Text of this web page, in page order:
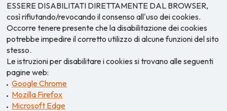
ESSERE DISABILITATI DIRETTAMENTE DAL BROWSER,
così rifiutando/revocando il consenso all'uso dei cookies.
Occorre tenere presente che la disabilitazione dei cookies
potrebbe impedire il corretto utilizzo di alcune funzioni del sito
stesso.
Le istruzioni per disabilitare i cookies si trovano alle seguenti
pagine web:
Google Chrome
Mozilla Firefox
Microsoft Edge